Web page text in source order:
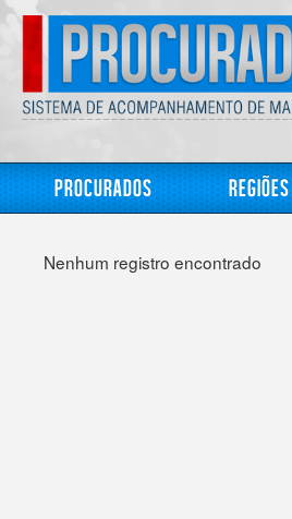
Procurados Regiões
Nenhum registro encontrado